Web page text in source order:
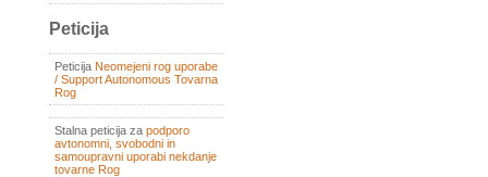
Peticija
Peticija Neomejeni rog uporabe
/ Support Autonomous Tovarna
Rog
Stalna peticija za podporo
avtonomni, svobodni in
samoupravni uporabi nekdanje
tovarne Rog